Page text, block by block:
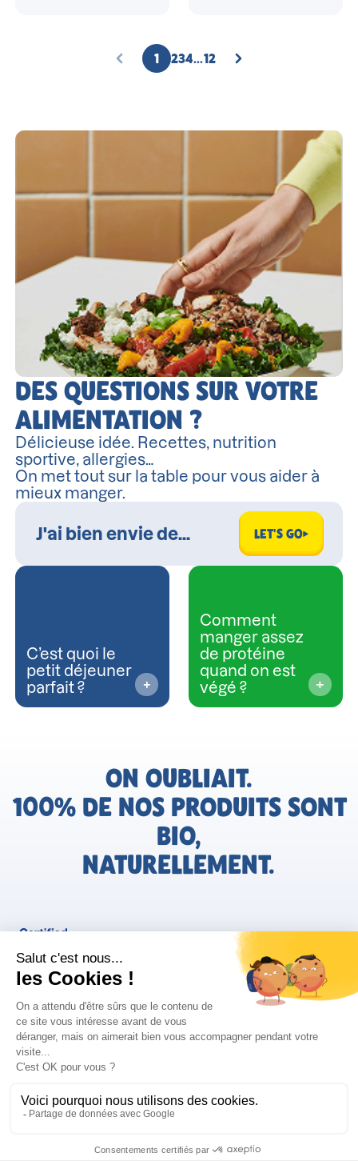
PAGE
1 PAGE
2PAGE
3PAGE
4... PAGE
12
DES QUESTIONS SUR VOTRE
ALIMENTATION ?
Délicieuse idée. Recettes, nutrition
sportive, allergies…
On met tout sur la table pour vous aider à
mieux manger.
LET'S GO
C’est quoi le
petit déjeuner
parfait ?
Comment
manger assez
de protéine
quand on est
végé ?
ON OUBLIAIT.
100% DE NOS PRODUITS SONT
BIO,
NATURELLEMENT.
FR
Bjorg pour les pros
Politique de confidentialité
Instagram Facebook
Retrouvez les informations AGEC de nos produits sur le site
This site is registered onwpml.orgas a development site. Switch to a production